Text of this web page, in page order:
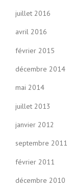
juillet 2016
avril 2016
février 2015
décembre 2014
mai 2014
juillet 2013
janvier 2012
septembre 2011
février 2011
décembre 2010